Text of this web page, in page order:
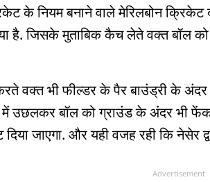
के नियम बनाने वाले मेरिलबोन
है. जिसके मुताबिक कैच लेते वक्त बॉल
वक्त भी फील्डर के पैर बाउंड्री के अंदर
उछलकर बॉल को ग्राउंड के अंदर भी
जाएगा. और यही वजह रही कि नेसेर
Advertisement